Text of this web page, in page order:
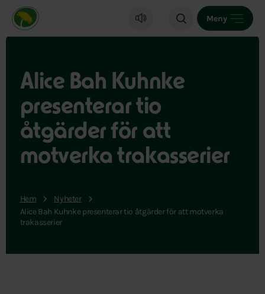
Miljöpartiet de gröna, startsida
Meny
Alice Bah Kuhnke
presenterar tio
åtgärder för att
motverka trakasserier
Hem
Nyheter
Alice Bah Kuhnke presenterar tio åtgärder för att motverka
trakasserier